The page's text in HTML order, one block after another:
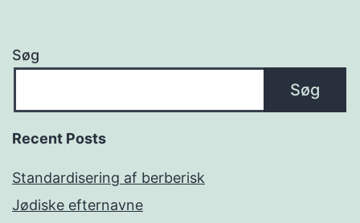
Søg
Søg
Recent Posts
Standardisering af berberisk
Jødiske efternavne